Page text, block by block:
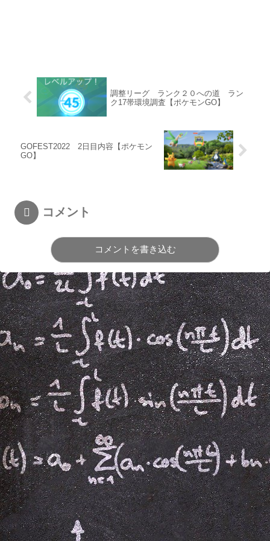
調整リーグ ランク２０への道 ラン
ク17帯環境調査【ポケモンGO】
GOFEST2022 2日目内容【ポケモン
GO】
コメント
コメントを書き込む